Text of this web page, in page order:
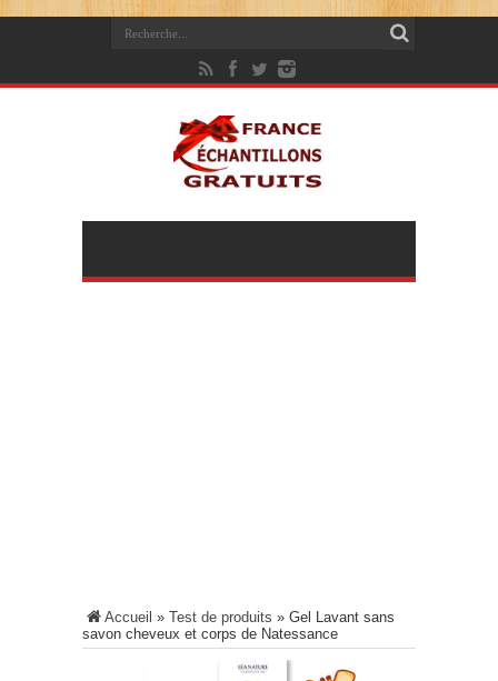
Accueil » Test de produits » Gel Lavant sans
savon cheveux et corps de Natessance